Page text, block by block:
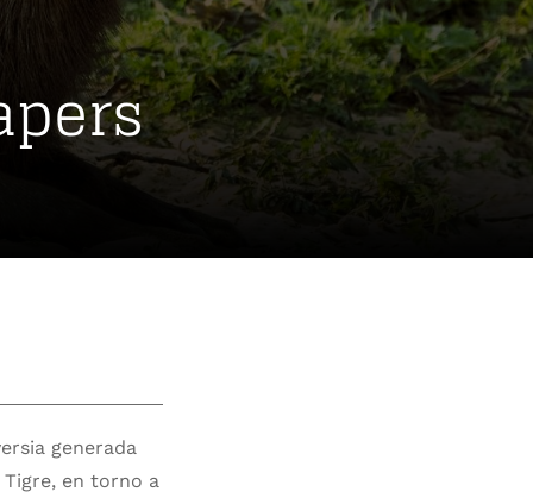
generada
en torno a